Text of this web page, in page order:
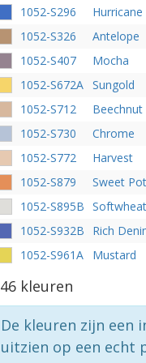
1052-S296
Hurricane
1052-S326
Antelope
1052-S407
Mocha
1052-S672A Sungold
1052-S712
Beechnut
1052-S730
Chrome
1052-S772
Harvest
1052-S879
Sweet
1052-S895B Softwheat
1052-S932B
Rich
1052-S961A
Mustard
46 kleuren
De kleuren zijn een
uitzien op een echt